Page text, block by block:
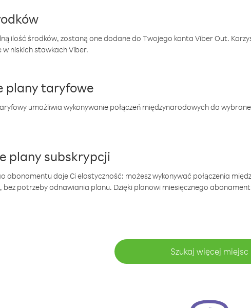
ilość środków, zostaną one dodane do Twojego konta Viber Out.
w niskich stawkach Viber.
plany taryfowe
umożliwia wykonywanie połączeń międzynarodowych do
plany subskrypcji
abonamentu daje Ci elastyczność: możesz wykonywać połączenia
bez potrzeby odnawiania planu. Dzięki planowi miesięcznego
Szukaj więcej miejsc